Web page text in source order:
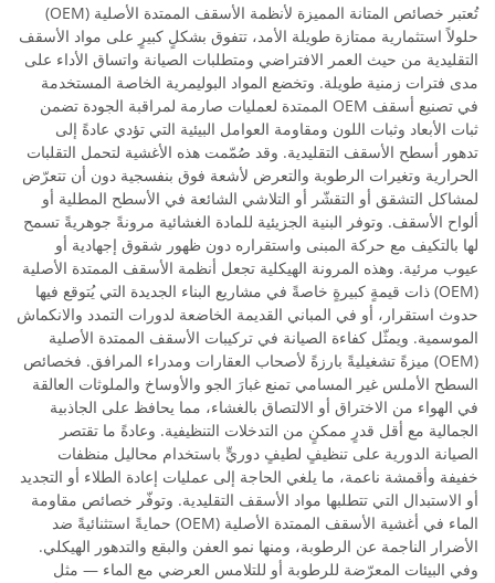
تُعتبر خصائص المتانة المميزة لأنظمة الأسقف الممتدة الأصلية (OEM)
حلولاً استثمارية ممتازة طويلة الأمد، تتفوق بشكلٍ كبيرٍ على مواد الأسقف
التقليدية من حيث العمر الافتراضي ومتطلبات الصيانة واتساق الأداء على
مدى فترات زمنية طويلة. وتخضع المواد البوليمرية الخاصة المستخدمة
في تصنيع أسقف OEM الممتدة لعمليات صارمة لمراقبة الجودة تضمن
ثبات الأبعاد وثبات اللون ومقاومة العوامل البيئية التي تؤدي عادةً إلى
تدهور أسطح الأسقف التقليدية. وقد صُمّمت هذه الأغشية لتحمل التقلبات
الحرارية وتغيرات الرطوبة والتعرض لأشعة فوق بنفسجية دون أن تتعرّض
لمشاكل التشقق أو التقشّر أو التلاشي الشائعة في الأسطح المطلية أو
ألواح الأسقف. وتوفر البنية الجزيئية للمادة الغشائية مرونةً جوهريةً تسمح
لها بالتكيف مع حركة المبنى واستقراره دون ظهور شقوق إجهادية أو
عيوب مرئية. وهذه المرونة الهيكلية تجعل أنظمة الأسقف الممتدة الأصلية
(OEM) ذات قيمةٍ كبيرةٍ خاصةً في مشاريع البناء الجديدة التي يُتوقع فيها
حدوث استقرار، أو في المباني القديمة الخاضعة لدورات التمدد والانكماش
الموسمية. ويمثّل كفاءة الصيانة في تركيبات الأسقف الممتدة الأصلية
(OEM) ميزةً تشغيليةً بارزةً لأصحاب العقارات ومدراء المرافق. فخصائص
السطح الأملس غير المسامي تمنع غبارَ الجو والأوساخ والملوثات العالقة
في الهواء من الاختراق أو الالتصاق بالغشاء، مما يحافظ على الجاذبية
الجمالية مع أقل قدرٍ ممكنٍ من التدخلات التنظيفية. وعادةً ما تقتصر
الصيانة الدورية على تنظيفٍ لطيفٍ دوريٍّ باستخدام محاليل منظفات
خفيفة وأقمشة ناعمة، ما يلغي الحاجة إلى عمليات إعادة الطلاء أو التجديد
أو الاستبدال التي تتطلبها مواد الأسقف التقليدية. وتوفّر خصائص مقاومة
الماء في أغشية الأسقف الممتدة الأصلية (OEM) حمايةً استثنائيةً ضد
الأضرار الناجمة عن الرطوبة، ومنها نمو العفن والبقع والتدهور الهيكلي.
وفي البيئات المعرّضة للرطوبة أو للتلامس العرضي مع الماء — مثل